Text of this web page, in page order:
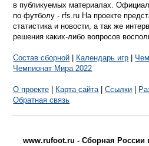
в публикуемых материалах.
по футболу - rfs.ru На проекте
статистика и новости, а так же
решения каких-либо вопросов
Состав сборной Календарь игр
Чемпионат Мира 2022
О проекте Карта сайта|Ссылки
Обратная связь
www.rufoot.ru - Сборная России